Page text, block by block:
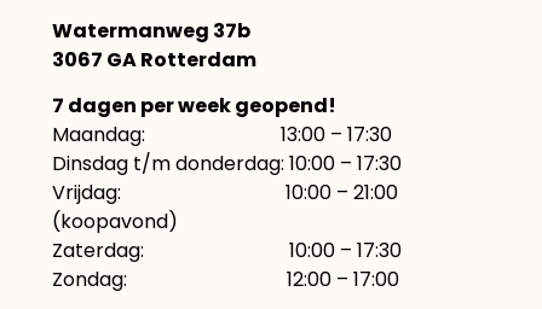
Watermanweg 37b
3067 GA Rotterdam
7 dagen per week geopend!
Maandag: 13:00 – 17:30
Dinsdag t/m donderdag: 10:00 – 17:30
Vrijdag: 10:00 – 21:00
(koopavond)
Zaterdag: 10:00 – 17:30
Zondag: 12:00 – 17:00